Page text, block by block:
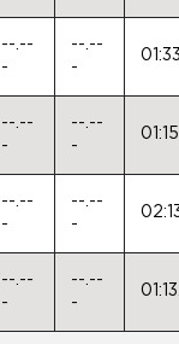
--.--
-
--.--
-
--.--
-
--.--
-
--.--
-
--.--
-
--.--
-
--.--
-